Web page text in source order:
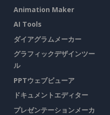
Animation Maker
AI Tools
ダイアグラムメーカー
グラフィックデザインツー
ル
PPTウェブビューア
ドキュメントエディター
プレゼンテーションメーカ